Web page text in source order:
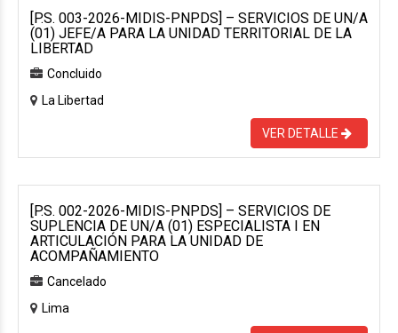
[P.S. 003-2026-MIDIS-PNPDS] – SERVICIOS DE UN/A
(01) JEFE/A PARA LA UNIDAD TERRITORIAL DE LA
LIBERTAD
Concluido
La Libertad
VER DETALLE
[P.S. 002-2026-MIDIS-PNPDS] – SERVICIOS DE
SUPLENCIA DE UN/A (01) ESPECIALISTA I EN
ARTICULACIÓN PARA LA UNIDAD DE
ACOMPAÑAMIENTO
Cancelado
Lima